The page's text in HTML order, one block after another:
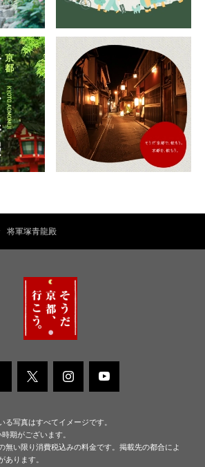
将軍塚青龍殿
写真はすべてイメージです。
期がございます。
無い限り消費税込みの料金です。掲載先の都合によ
あります。